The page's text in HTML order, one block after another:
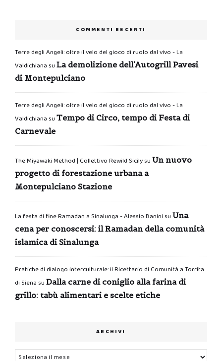
COMMENTI RECENTI
Terre degli Angeli: oltre il velo del gioco di ruolo dal vivo - La
Valdichiana su La demolizione dell’Autogrill Pavesi
di Montepulciano
Terre degli Angeli: oltre il velo del gioco di ruolo dal vivo - La
Valdichiana su Tempo di Circo, tempo di Festa di
Carnevale
The Miyawaki Method | Collettivo Rewild Sicilysu Un nuovo
progetto di forestazione urbana a
Montepulciano Stazione
La festa di fine Ramadan a Sinalunga - Alessio Banini su Una
cena per conoscersi: il Ramadan della comunità
islamica di Sinalunga
Pratiche di dialogo interculturale: il Ricettario di Comunità a Torrita
di Siena su Dalla carne di coniglio alla farina di
grillo: tabù alimentari e scelte etiche
ARCHIVI
Archivi